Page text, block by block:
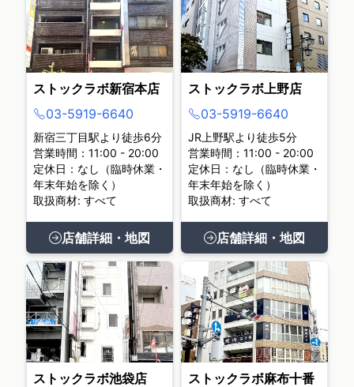
ストックラボ新宿本店
03-5919-6640
新宿三丁目駅より徒歩6分
営業時間：11:00 - 20:00
定休日：なし（臨時休業・
年末年始を除く）
取扱商材: すべて
店舗詳細・地図
ストックラボ上野店
03-5919-6640
JR上野駅より徒歩5分
営業時間：11:00 - 20:00
定休日：なし（臨時休業・
年末年始を除く）
取扱商材: すべて
店舗詳細・地図
ストックラボ池袋店
ストックラボ麻布十番